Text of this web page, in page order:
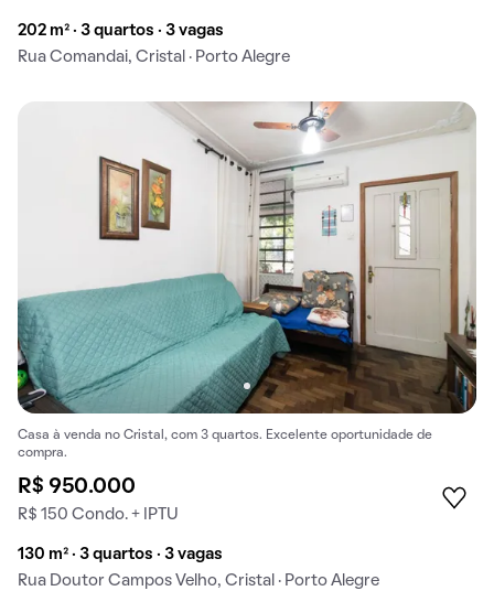
202 m² · 3 quartos · 3 vagas
Rua Comandai, Cristal · Porto Alegre
Casa à venda no Cristal, com 3 quartos. Excelente oportunidade de
compra.
R$ 950.000
R$ 150 Condo. + IPTU
130 m² · 3 quartos · 3 vagas
Rua Doutor Campos Velho, Cristal · Porto Alegre